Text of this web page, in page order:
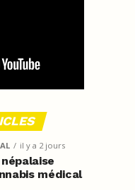
il y a 2 jours
médical